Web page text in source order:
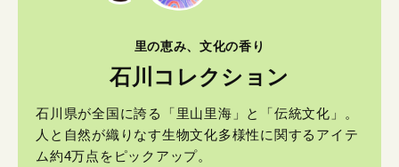
里の恵み、文化の香り
石川コレクション
石川県が全国に誇る「里山里海」と「伝統文化」。
人と自然が織りなす生物文化多様性に関するアイテ
ム約4万点をピックアップ。